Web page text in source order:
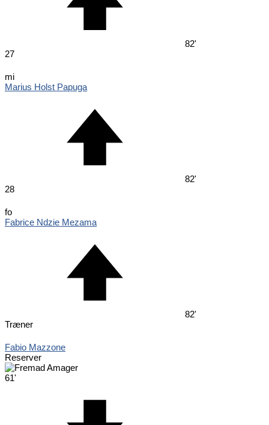
82'
27
mi
Marius Holst Papuga
82'
28
fo
Fabrice Ndzie Mezama
82'
Træner
Fabio Mazzone
Reserver
61'